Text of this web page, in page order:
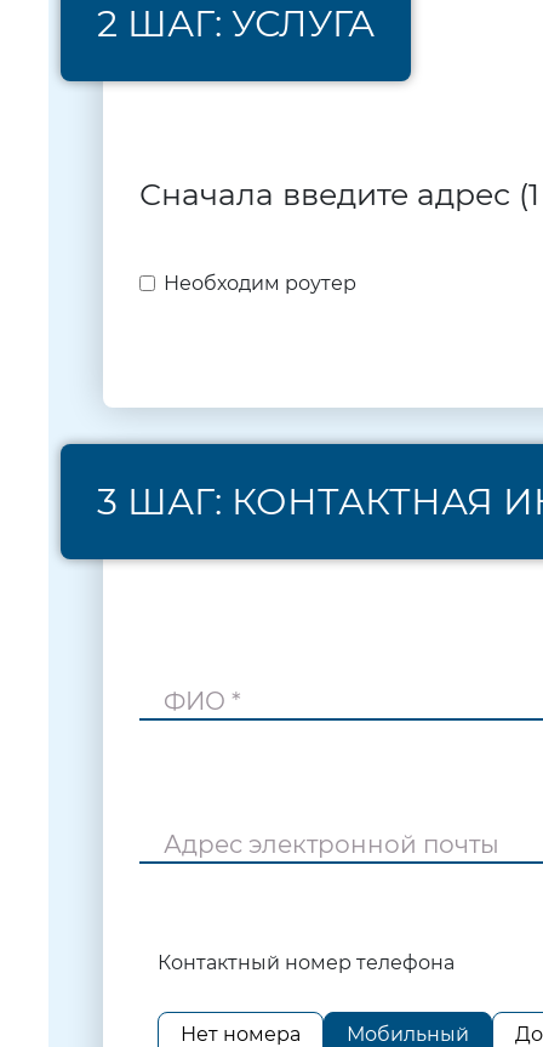
2 ШАГ: УСЛУГА
Сначала введите адрес
Необходим роутер
3 ШАГ: КОНТАКТНАЯ
ФИО *
Адрес электронной почты
Контактный номер телефона
Нет номера Мобильный